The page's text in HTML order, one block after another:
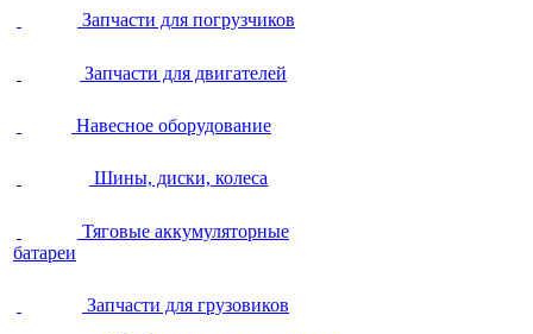
Запчасти для погрузчиков
Запчасти для двигателей
Навесное оборудование
Шины, диски, колеса
Тяговые аккумуляторные
батареи
Запчасти для грузовиков